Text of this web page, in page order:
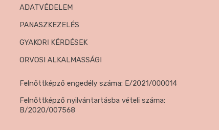
ADATVÉDELEM
PANASZKEZELÉS
GYAKORI KÉRDÉSEK
ORVOSI ALKALMASSÁGI
Felnőttképző engedély száma: E/2021/000014
Felnőttképző nyilvántartásba vételi száma:
B/2020/007568